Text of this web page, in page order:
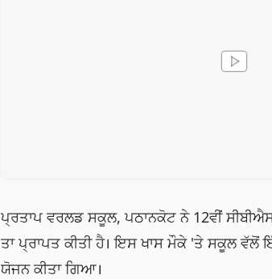
ਪ੍ਰਤਾਪ ਵਰਲਡ ਸਕੂਲ, ਪਠਾਨਕੋਟ ਨੇ 12ਵੀਂ
ਤਾ ਪ੍ਰਾਪਤ ਕੀਤੀ ਹੈ। ਇਸ ਖਾਸ ਮੌਕੇ 'ਤੇ ਸਕੂਲ ਵੱਲੋਂ
ਯੋਜਨ ਕੀਤਾ ਗਿਆ।